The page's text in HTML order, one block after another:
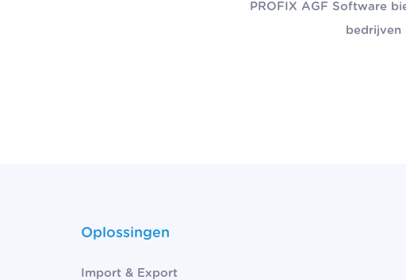
PROFIX AGF Software
bedrijven
Oplossingen
Import & Export